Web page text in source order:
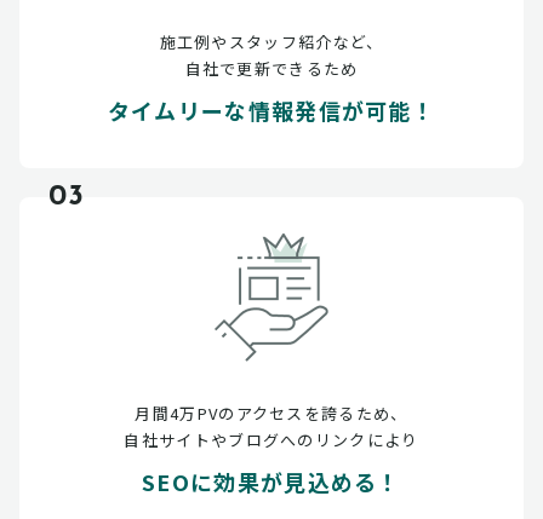
施工例やスタッフ紹介など、
自社で更新できるため
タイムリーな情報発信が可能！
03
月間4万PVのアクセスを誇るため、
自社サイトやブログへのリンクにより
SEOに効果が見込める！